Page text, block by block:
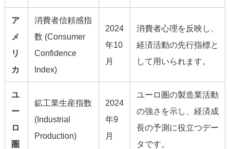
ア
メ
リ
カ
消費者信頼感指
数 (Consumer
Confidence
Index)
2024
年10
月
消費者心理を反映し、
経済活動の先行指標と
して用いられます。
ユ
ー
ロ
圏
鉱工業生産指数
(Industrial
Production)
2024
年9
月
ユーロ圏の製造業活動
の強さを示し、経済成
長の予測に役立つデー
タです。